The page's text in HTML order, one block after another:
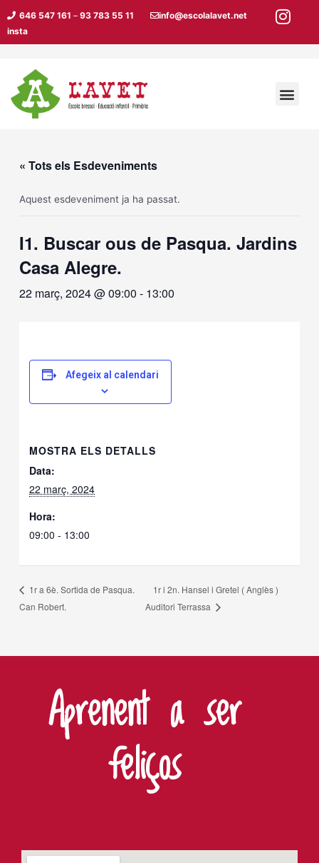
contingut
646 547 161 – 93 783 55 11
info@escolalavet.net
insta
« Tots els Esdeveniments
Aquest esdeveniment ja ha passat.
I1. Buscar ous de Pasqua. Jardins
Casa Alegre.
22 març, 2024 @ 09:00 - 13:00
Afegeix al calendari
MOSTRA ELS DETALLS
Data:
22 març, 2024
Hora:
09:00 - 13:00
1r a 6è. Sortida de Pasqua.
Can Robert.
1r i 2n. Hansel i Gretel ( Anglès )
Auditori Terrassa
Aprenent a ser
feliços